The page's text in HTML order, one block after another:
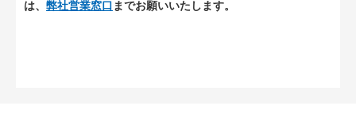
は、 弊社営業窓口 までお願いいたします。